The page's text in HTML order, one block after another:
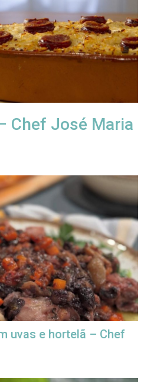
Chef José Maria
uvas e hortelã – Chef